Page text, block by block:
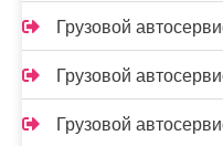
Грузовой
Грузовой
Грузовой